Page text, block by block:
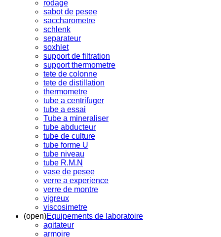
rodage
sabot de pesee
saccharometre
schlenk
separateur
soxhlet
support de filtration
support thermometre
tete de colonne
tete de distillation
thermometre
tube a centrifuger
tube a essai
Tube a mineraliser
tube abducteur
tube de culture
tube forme U
tube niveau
tube R.M.N
vase de pesee
verre a experience
verre de montre
vigreux
viscosimetre
(open)Equipements de laboratoire
agitateur
armoire